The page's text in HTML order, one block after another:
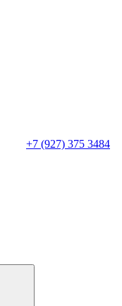
+7 (927) 375 3484